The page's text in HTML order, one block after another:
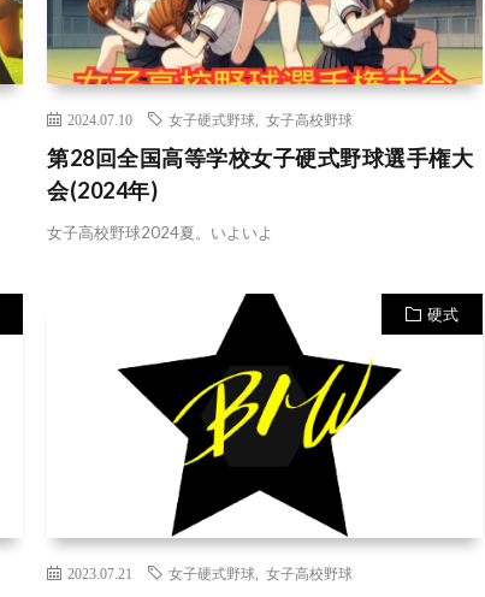
2024.07.10 女子硬式野球 ,女子高校野球
第28回全国高等学校女子硬式野球選手権大
会(2024年)
女子高校野球2024夏。いよいよ
硬式
2023.07.21 女子硬式野球 ,女子高校野球